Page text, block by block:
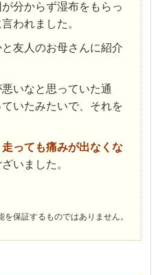
分からず湿布をもらっ
われました。
友人のお母さんに紹介
いなと思っていた通
いたみたいで、それを
っても痛みが出なくな
いました。
保証するものではありません。